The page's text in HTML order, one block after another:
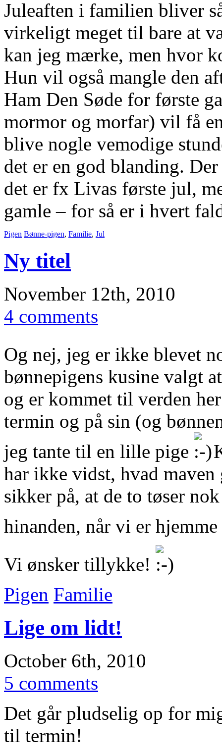
Juleaften i familien bliver
virkeligt meget til bare at
kan jeg mærke, men hvor
Hun vil også mangle den
Ham Den Søde for første
mormor og morfar) vil få
blive nogle vemodige
det er en god blanding.
det er fx Livas første jul,
gamle – for så er i hvert
Pigen Bønne-pigen, Familie, Jul
Ny titel
November 12th, 2010
4 comments
Og nej, jeg er ikke blevet
bønnepigens kusine valgt
og er kommet til verden
termin og på sin (og
jeg tante til en lille pige
har ikke vidst, hvad
sikker på, at de to tøser
hinanden, når vi er
Vi ønsker tillykke!
Pigen Familie
Lige om lidt!
October 6th, 2010
5 comments
Det går pludselig op for
til termin!